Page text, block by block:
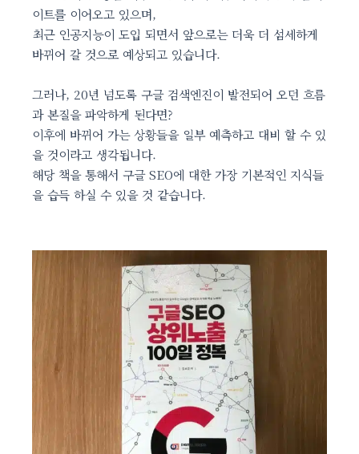
이트를 이어오고 있으며,
최근 인공지능이 도입 되면서 앞으로는 더욱 더 섬세하게
바뀌어 갈 것으로 예상되고 있습니다.
그러나, 20년 넘도록 구글 검색엔진이 발전되어 오던 흐름
과 본질을 파악하게 된다면?
이후에 바뀌어 가는 상황들을 일부 예측하고 대비 할 수 있
을 것이라고 생각됩니다.
해당 책을 통해서 구글 SEO에 대한 가장 기본적인 지식들
을 습득 하실 수 있을 것 같습니다.